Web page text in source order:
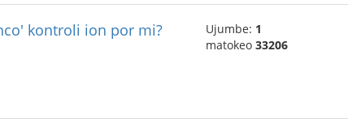
kontroli ion por mi? Ujumbe: 1
matokeo 33206